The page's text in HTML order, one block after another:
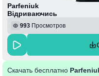
Parfeniuk
Відриваючись
993 Просмотров
Скачать бесплатно